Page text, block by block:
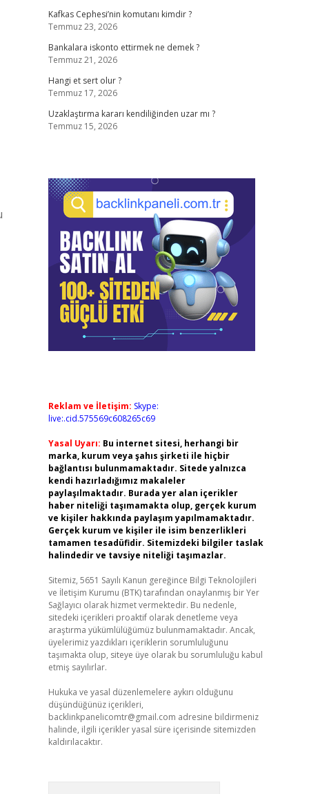
Kafkas Cephesi’nin komutanı kimdir ?
Temmuz 23, 2026
Bankalara iskonto ettirmek ne demek ?
Temmuz 21, 2026
Hangi et sert olur ?
Temmuz 17, 2026
Uzaklaştırma kararı kendiliğinden uzar mı ?
Temmuz 15, 2026
Reklam ve İletişim: Skype:
live:.cid.575569c608265c69
Yasal Uyarı: Bu internet sitesi, herhangi bir
marka, kurum veya şahıs şirketi ile hiçbir
bağlantısı bulunmamaktadır. Sitede yalnızca
kendi hazırladığımız makaleler
paylaşılmaktadır. Burada yer alan içerikler
haber niteliği taşımamakta olup, gerçek kurum
ve kişiler hakkında paylaşım yapılmamaktadır.
Gerçek kurum ve kişiler ile isim benzerlikleri
tamamen tesadüfidir. Sitemizdeki bilgiler taslak
halindedir ve tavsiye niteliği taşımazlar.
Sitemiz, 5651 Sayılı Kanun gereğince Bilgi Teknolojileri
ve İletişim Kurumu (BTK) tarafından onaylanmış bir Yer
Sağlayıcı olarak hizmet vermektedir. Bu nedenle,
sitedeki içerikleri proaktif olarak denetleme veya
araştırma yükümlülüğümüz bulunmamaktadır. Ancak,
üyelerimiz yazdıkları içeriklerin sorumluluğunu
taşımakta olup, siteye üye olarak bu sorumluluğu kabul
etmiş sayılırlar.
Hukuka ve yasal düzenlemelere aykırı olduğunu
düşündüğünüz içerikleri,
backlinkpanelicomtr@gmail.com adresine bildirmeniz
halinde, ilgili içerikler yasal süre içerisinde sitemizden
kaldırılacaktır.